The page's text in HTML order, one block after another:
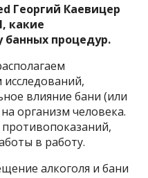
Георгий Каевицер
какие
банных процедур.
влияние бани (или
организм человека.
в работу.
алкоголя и бани